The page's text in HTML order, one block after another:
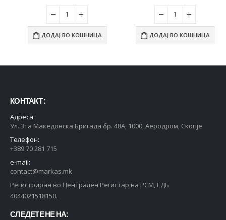
ДОДАЈ ВО КОШНИЦА ДОДАЈ ВО КОШНИЦА
КОНТАКТ :
Адреса:
Ул. 3та Македонска Бригада бр. 48А, 1000, Аеродром, Скопје
Телефон:
+389 70 281 715
e-mail:
contact@markas.mk
Регистриран во Централен Регистар на РСМ, ЕДБ
4044021518150.
СЛЕДЕТЕ НЕ НА: